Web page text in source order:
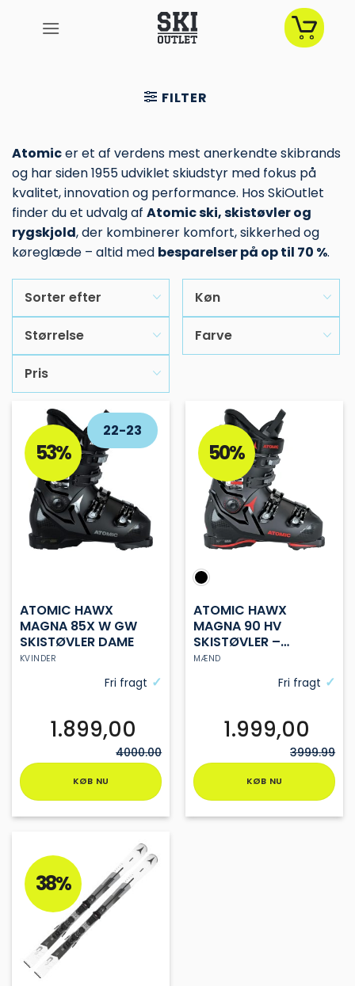
FILTER
Atomicer et af verdens mest anerkendte skibrands
og har siden 1955 udviklet skiudstyr med fokus på
kvalitet, innovation og performance. Hos SkiOutlet
finder du et udvalg af Atomic ski, skistøvler og
rygskjold, der kombinerer komfort, sikkerhed og
køreglæde – altid med besparelser på op til 70 %.
Sorter efter Køn
Størrelse Farve
Pris
53%
22-23
KVINDER
ATOMIC HAWX
MAGNA 85X W GW
SKISTØVLER DAME
Fri fragt
KØB NU
vare
varianter.
Mulighederne
kan
vælges
4000.00
1.899,00
50%
MÆND
ATOMIC HAWX
MAGNA 90 HV
SKISTØVLER –
HERRE
Fri fragt
KØB NU
vare
3999.99
1.999,00
38%